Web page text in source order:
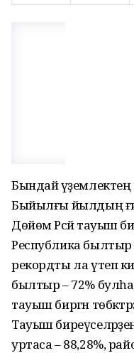
Бындай әүҙемлектең
Быйылғы йылдың
Дөйөм Рәсәй тауыш
Республика
рекордты ла үтеп
былтыр – 72%
тауыш биргән
Тауыш
уртаса – 88,28%,